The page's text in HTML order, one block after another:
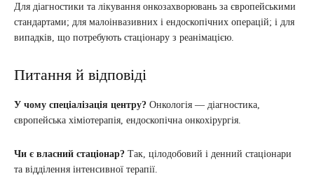
Для діагностики та лікування онкозахворювань за європейськими
стандартами; для малоінвазивних і ендоскопічних операцій; і для
випадків, що потребують стаціонару з реанімацією.
Питання й відповіді
У чому спеціалізація центру? Онкологія — діагностика,
європейська хіміотерапія, ендоскопічна онкохірургія.
Чи є власний стаціонар? Так, цілодобовий і денний стаціонари
та відділення інтенсивної терапії.